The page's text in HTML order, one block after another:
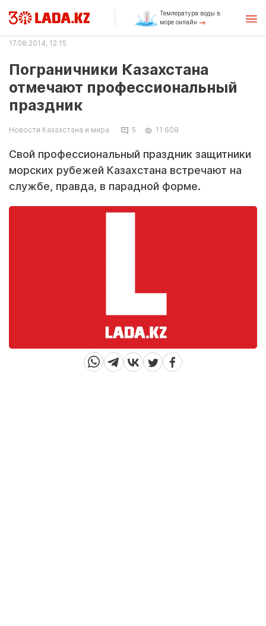
Температура воды в
море онлайн
17.08.2014, 12:15
Пограничники Казахстана
отмечают профессиональный
праздник
Новости Казахстана и мира 5 11 608
Свой про­фес­си­о­наль­ный празд­ник за­щит­ни­ки
мор­ских ру­бе­жей Ка­зах­ста­на встре­ча­ют на
служ­бе, прав­да, в па­рад­ной фор­ме.